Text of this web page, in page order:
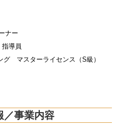
ナー
導員
グ マスターライセンス（S級）
／事業内容